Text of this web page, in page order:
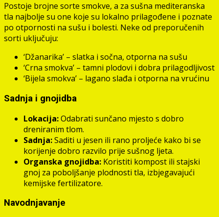
Postoje brojne sorte smokve, a za sušna mediteranska
tla najbolje su one koje su lokalno prilagođene i poznate
po otpornosti na sušu i bolesti. Neke od preporučenih
sorti uključuju:
‘Džanarika’ – slatka i sočna, otporna na sušu
‘Crna smokva’ – tamni plodovi i dobra prilagodljivost
‘Bijela smokva’ – lagano slađa i otporna na vrućinu
Sadnja i gnojidba
Lokacija:Odabrati sunčano mjesto s dobro
dreniranim tlom.
Sadnja:Saditi u jesen ili rano proljeće kako bi se
korijenje dobro razvilo prije sušnog ljeta.
Organska gnojidba: Koristiti kompost ili stajski
gnoj za poboljšanje plodnosti tla, izbjegavajući
kemijske fertilizatore.
Navodnjavanje